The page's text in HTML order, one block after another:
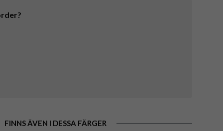
FINNS ÄVEN I DESSA FÄRGER